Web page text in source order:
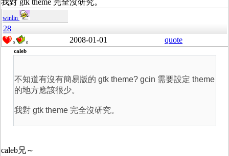
我對 gtk theme 完全沒研究。
winlin
28
0 0 2008-01-01 quote
caleb
不知道有沒有簡易版的 gtk theme? gcin 需要設定 theme
的地方應該很少。
我對 gtk theme 完全沒研究。
caleb兄～